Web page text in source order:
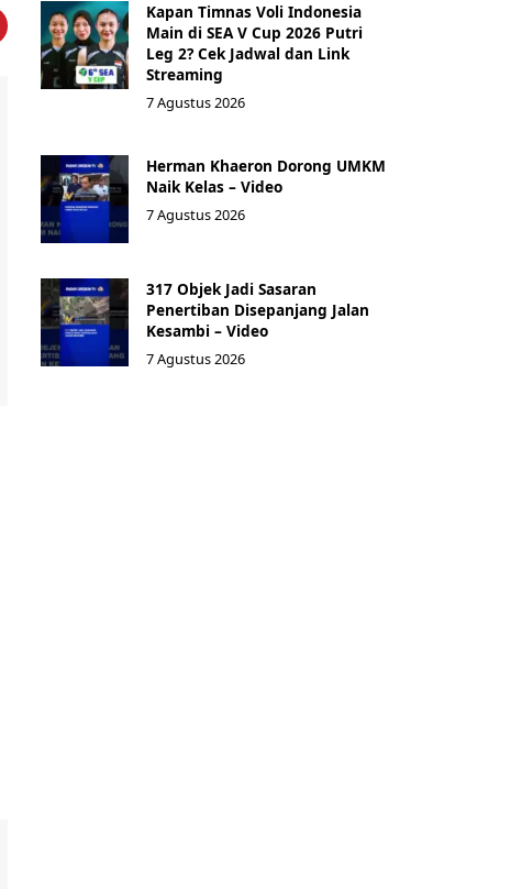
Kapan Timnas Voli Indonesia
Main di SEA V Cup 2026 Putri
Leg 2? Cek Jadwal dan Link
Streaming
7 Agustus 2026
Herman Khaeron Dorong UMKM
Naik Kelas – Video
7 Agustus 2026
317 Objek Jadi Sasaran
Penertiban Disepanjang Jalan
Kesambi – Video
7 Agustus 2026